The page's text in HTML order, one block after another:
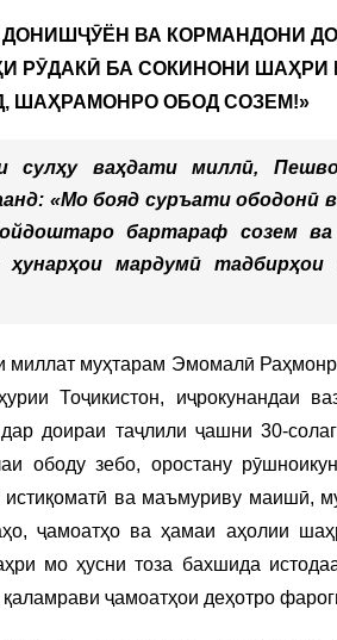
ВА КОРМАНДОНИ
РӮДАКӢ БА СОКИНОНИ ШАҲРИ
ШАҲРАМОНРО ОБОД СОЗЕМ!»
сулҳу ваҳдати миллӣ,
«Мо бояд суръати ободонӣ
бартараф созем
мардумӣ тадбирҳои
муҳтарам Эмомалӣ
Тоҷикистон, иҷрокунандаи
доираи таҷлили ҷашни 30-
ободу зебо, оростану
истиқоматӣ ва маъмуриву маишӣ,
ҷамоатҳо ва ҳамаи аҳолии
мо ҳусни тоза бахшида
ҷамоатҳои деҳотро